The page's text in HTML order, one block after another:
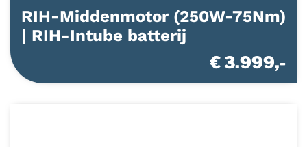
RIH-Middenmotor (250W-75Nm)
| RIH-Intube batterij
€ 3.999,-